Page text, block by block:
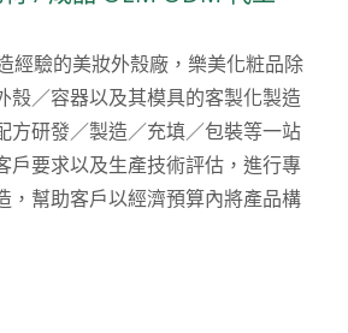
經驗的美妝外殼廠，樂美化粧品除
殼／容器以及其模具的客製化製造
方研發／製造／充填／包裝等一站
戶要求以及生產技術評估，進行專
，幫助客戶以經濟預算內將產品構